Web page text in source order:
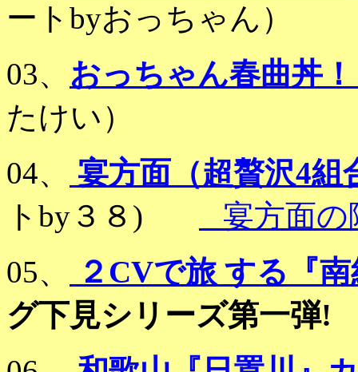
ートbyおっちゃん）
03、 おっちゃん春曲丼
たけい）
04、
宴方面（超贅沢4組
トby３８)
宴方面の
05、
２CVで旅 する『
グ下見シリーズ第一弾!